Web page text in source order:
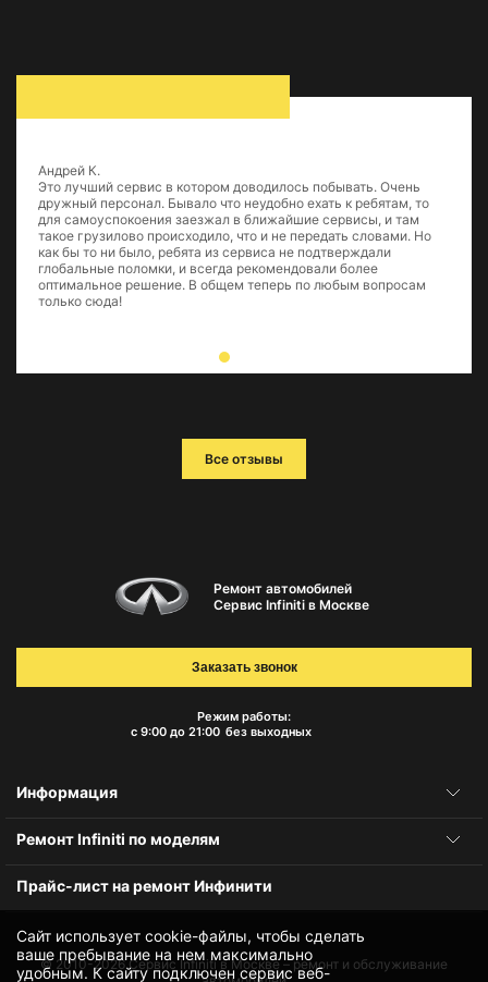
Андрей К.
Это лучший сервис в котором доводилось побывать. Очень
дружный персонал. Бывало что неудобно ехать к ребятам, то
для самоуспокоения заезжал в ближайшие сервисы, и там
такое грузилово происходило, что и не передать словами. Но
как бы то ни было, ребята из сервиса не подтверждали
глобальные поломки, и всегда рекомендовали более
оптимальное решение. В общем теперь по любым вопросам
только сюда!
Все отзывы
Сайт использует cookie-файлы, чтобы сделать
ваше пребывание на нем максимально
удобным. К cайту подключен сервис веб-
Ремонт автомобилей
Сервис Infiniti в Москве
Режим работы:
с 9:00 до 21:00 без выходных
Заказать звонок
Информация
Ремонт Infiniti по моделям
Прайс-лист на ремонт Инфинити
© 2010-2026Сервис Infiniti в Москве – ремонт и обслуживание